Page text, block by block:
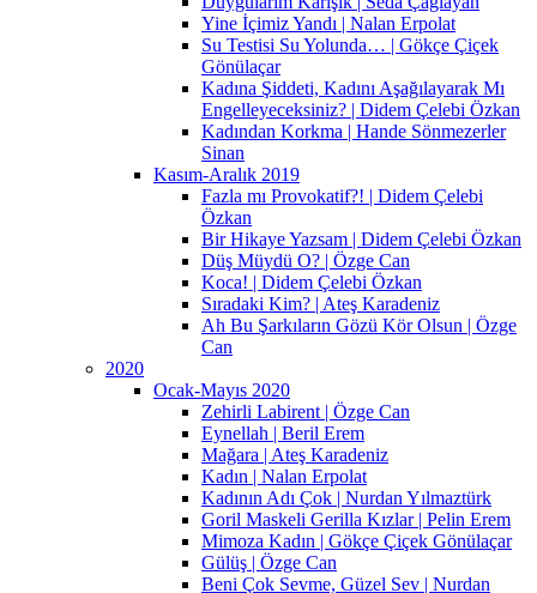
Yine İçimiz Yandı | Nalan Erpolat
Su Testisi Su Yolunda… | Gökçe Çiçek
Gönülaçar
Kadına Şiddeti, Kadını Aşağılayarak Mı
Engelleyeceksiniz? | Didem Çelebi Özkan
Kadından Korkma | Hande Sönmezerler
Sinan
Kasım-Aralık 2019
Fazla mı Provokatif?! | Didem Çelebi
Özkan
Bir Hikaye Yazsam | Didem Çelebi Özkan
Düş Müydü O? | Özge Can
Koca! | Didem Çelebi Özkan
Sıradaki Kim? | Ateş Karadeniz
Ah Bu Şarkıların Gözü Kör Olsun | Özge
Can
2020
Ocak-Mayıs 2020
Zehirli Labirent | Özge Can
Eynellah | Beril Erem
Mağara | Ateş Karadeniz
Kadın | Nalan Erpolat
Kadının Adı Çok | Nurdan Yılmaztürk
Goril Maskeli Gerilla Kızlar | Pelin Erem
Mimoza Kadın | Gökçe Çiçek Gönülaçar
Gülüş | Özge Can
Beni Çok Sevme, Güzel Sev | Nurdan